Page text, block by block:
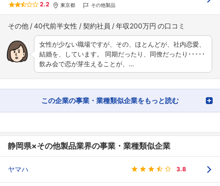
2.2 東京都 その他製品
その他 40代前半女性 契約社員 年収200万円
女性が少ない職場ですが、その、ほとんどが、社内恋愛、
結婚を、しています。 同期だったり、同僚だったり･････
飲み会で恋が芽生えることが、…
この企業の事業・業種類似企業をもっと読む
静岡県×その他製品業界の事業・業種類似企業
ヤマハ 3.8